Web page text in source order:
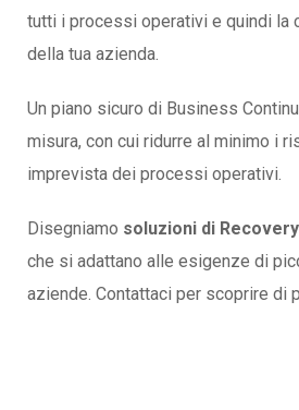
tutti i processi operativi e quindi la
della tua azienda.
Un piano sicuro di Business
misura, con cui ridurre al minimo i
imprevista dei processi operativi.
Disegniamo soluzioni di
che si adattano alle esigenze di
aziende. Contattaci per scoprire di